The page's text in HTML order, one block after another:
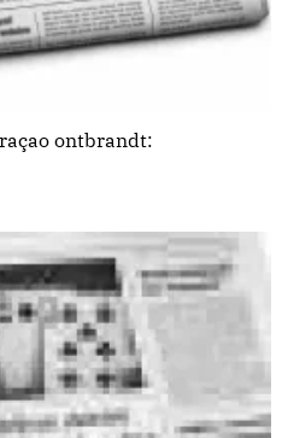
ontbrandt: